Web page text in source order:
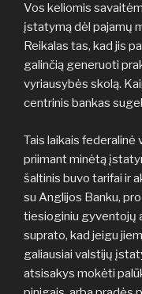
Vos keliomis
įstatymą dėl pajamų
Reikalas tas, kad jis
galinčią generuoti
vyriausybės skolą.
centrinis bankas
Tais laikais federalinė
priimant minėtą
šaltinis buvo tarifai ir
su Anglijos Banku,
tiesioginiu gyventojų
suprato, kad jeigu
galiausiai valstijų
atsisakys mokėti